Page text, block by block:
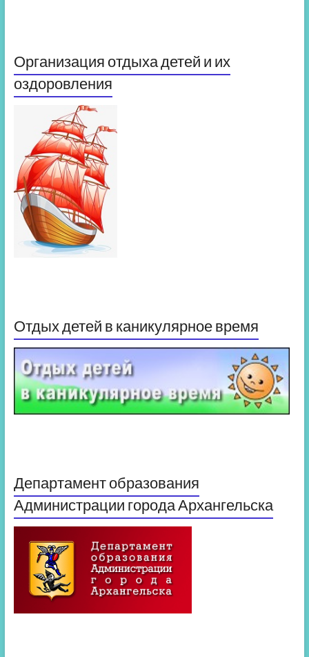
Организация отдыха детей и их
оздоровления
Отдых детей в каникулярное время
Департамент образования
Администрации города Архангельска